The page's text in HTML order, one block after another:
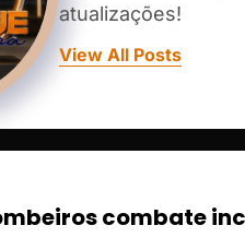
atualizações!
View All Posts
combate